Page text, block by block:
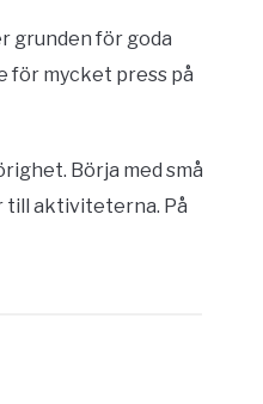
grunden för goda
för mycket press på
Börja med små
till aktiviteterna. På